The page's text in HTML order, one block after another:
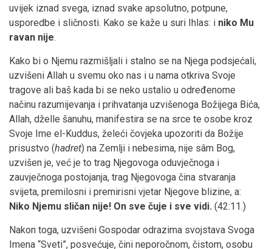
uvijek iznad svega, iznad svake apsolutno, potpune,
usporedbe i sličnosti. Kako se kaže u suri Ihlas: i niko Mu
ravan nije.
Kako bi o Njemu razmišljali i stalno se na Njega podsjećali,
uzvišeni Allah u svemu oko nas i u nama otkriva Svoje
tragove ali baš kada bi se neko ustalio u određenome
načinu razumijevanja i prihvatanja uzvišenoga Božijega Bića,
Allah, dželle šanuhu, manifestira se na srce te osobe kroz
Svoje Ime el-Kuddus, želeći čovjeka upozoriti da Božije
prisustvo (hadret) na Zemlji i nebesima, nije sâm Bog,
uzvišen je, već je to trag Njegovoga oduvječnoga i
zauvječnoga postojanja, trag Njegovoga čina stvaranja
svijeta, premilosni i premirisni vjetar Njegove blizine, a:
Niko Njemu sličan nije! On sve čuje i sve vidi. (42:11.)
Nakon toga, uzvišeni Gospodar odrazima svojstava Svoga
Imena “Sveti”, posvećuje, čini neporočnom, čistom, osobu